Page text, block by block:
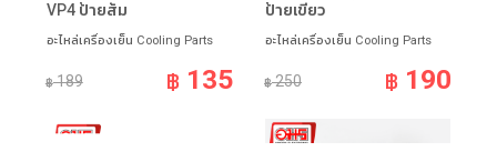
VP4 ป้ายส้ม
อะไหล่เครื่องเย็น Cooling Parts
฿189 ฿ 135
ป้ายเขียว
อะไหล่เครื่องเย็น Cooling Parts
฿250 ฿ 190